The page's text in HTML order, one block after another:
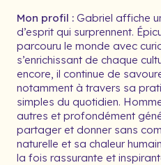
Mon profil : Gabriel affiche
d’esprit qui surprennent.
parcouru le monde avec
s’enrichissant de chaque
encore, il continue de
notamment à travers sa
simples du quotidien.
autres et profondément
partager et donner sans
naturelle et sa chaleur
la fois rassurante et